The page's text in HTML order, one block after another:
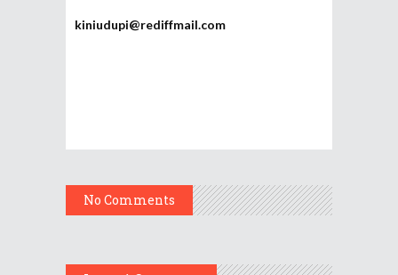
kiniudupi@rediffmail.com
No Comments